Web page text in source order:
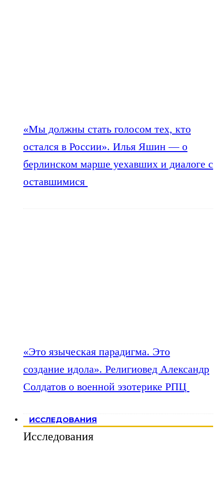
«Мы должны стать голосом тех, кто
остался в России». Илья Яшин — о
берлинском марше уехавших и диалоге с
оставшимися
«Это языческая парадигма. Это
создание идола». Религиовед Александр
Солдатов о военной эзотерике РПЦ
ИССЛЕДОВАНИЯ
Исследования